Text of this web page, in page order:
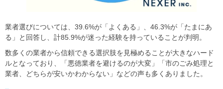
業者選びについては、39.6%が「よくある」、46.3%が「たまにあ
る」と回答し、計85.9%が迷った経験を持っていることが判明。
数多くの業者から信頼できる選択肢を見極めることが大きなハード
ルとなっており、「悪徳業者を避けるのが大変」「市のごみ処理と
業者、どちらが安いかわからない」などの声も多くありました。